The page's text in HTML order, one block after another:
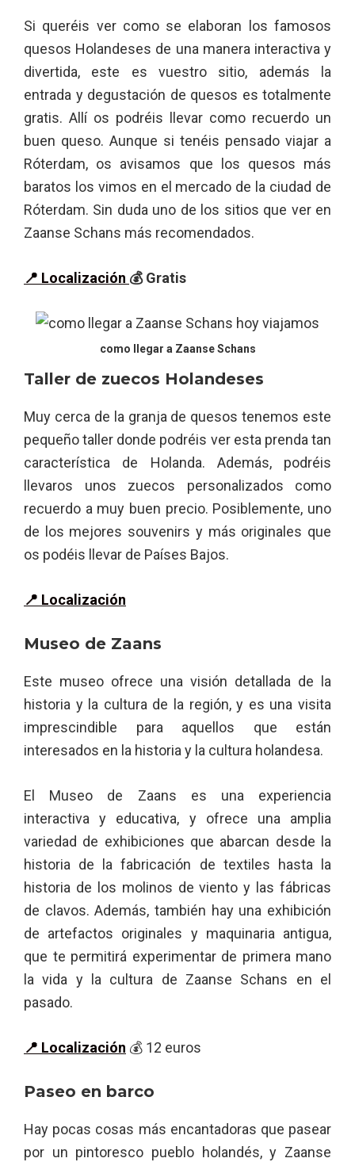
Si queréis ver como se elaboran los famosos
quesos Holandeses de una manera interactiva y
divertida, este es vuestro sitio, además la
entrada y degustación de quesos es totalmente
gratis. Allí os podréis llevar como recuerdo un
buen queso. Aunque si tenéis pensado viajar a
Róterdam, os avisamos que los quesos más
baratos los vimos en el mercado de la ciudad de
Róterdam. Sin duda uno de los sitios que ver en
Zaanse Schans más recomendados.
📍 Localización 💰 Gratis
como llegar a Zaanse Schans
Taller de zuecos Holandeses
Muy cerca de la granja de quesos tenemos este
pequeño taller donde podréis ver esta prenda tan
característica de Holanda. Además, podréis
llevaros unos zuecos personalizados como
recuerdo a muy buen precio. Posiblemente, uno
de los mejores souvenirs y más originales que
os podéis llevar de Países Bajos.
📍 Localización
Museo de Zaans
Este museo ofrece una visión detallada de la
historia y la cultura de la región, y es una visita
imprescindible para aquellos que están
interesados en la historia y la cultura holandesa.
El Museo de Zaans es una experiencia
interactiva y educativa, y ofrece una amplia
variedad de exhibiciones que abarcan desde la
historia de la fabricación de textiles hasta la
historia de los molinos de viento y las fábricas
de clavos. Además, también hay una exhibición
de artefactos originales y maquinaria antigua,
que te permitirá experimentar de primera mano
la vida y la cultura de Zaanse Schans en el
pasado.
📍 Localización 💰 12 euros
Paseo en barco
Hay pocas cosas más encantadoras que pasear
por un pintoresco pueblo holandés, y Zaanse